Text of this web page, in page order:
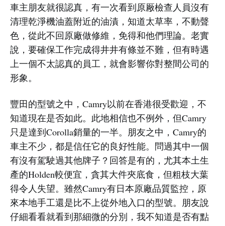
車主朋友就很認真，有一次看到原厰檢查人員沒有
清理乾淨機油蓋附近的油漬，知道太草率，不動聲
色，從此不回原廠做修維，免得和他們理論。老實
說，要確保工作完成得井井有條並不難，但有時遇
上一個不太認真的員工，就會影響你對整間公司的
形象。
豐田的型號之中，Camry以前在香港很受歡迎，不
知道現在是否如此。此地相信也不例外，但Camry
只是達到Corolla銷量的一半。朋友之中，Camry的
車主不少，都是信任它的良好性能。問過其中一個
有沒有駕駛過其他牌子？回答是有的，尤其本土生
產的Holden較便宜，貪其大件夾底食，但粗枝大葉
得令人失望。雖然Camry有日本原廠品質監控，原
來本地手工還是比不上從外地入口的型號。朋友說
仔細看看就看到那細微的分別，我不知道是否有點